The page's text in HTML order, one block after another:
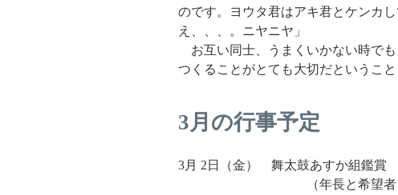
のです。ヨウタ君はアキ君とケンカ
え、、、。ニヤニヤ」
お互い同士、うまくいかない時で
つくることがとても大切だというこ
3月の行事予定
3月 2日（金） 舞太鼓あすか組鑑
（年長と希望者